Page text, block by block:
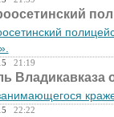
21:19
Владикавказа
22:22